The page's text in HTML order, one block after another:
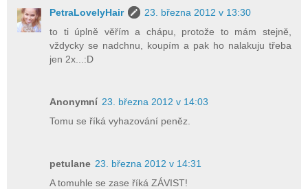
PetraLovelyHair
23. března 2012 v 13:30
to ti úplně věřím a chápu, protože to mám stejně,
vždycky se nadchnu, koupím a pak ho nalakuju třeba
jen 2x...:D
Anonymní 23. března 2012 v 14:03
Tomu se říká vyhazování peněz.
petulane 23. března 2012 v 14:31
A tomuhle se zase říká ZÁVIST!